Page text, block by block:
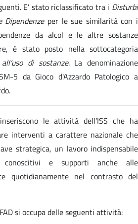
E’ stato riclassificato tra i Disturbi
Dipendenzeper le sue similarità con i
da alcol e le altre sostanze
è stato posto nella sottocategoria
di sostanze. La denominazione
5 da Gioco d'Azzardo Patologico a
le attività dell’ISS che ha
interventi a carattere nazionale che
strategica, un lavoro indispensabile
e supporti anche alle
quotidianamente nel contrasto del
si occupa delle seguenti attività: